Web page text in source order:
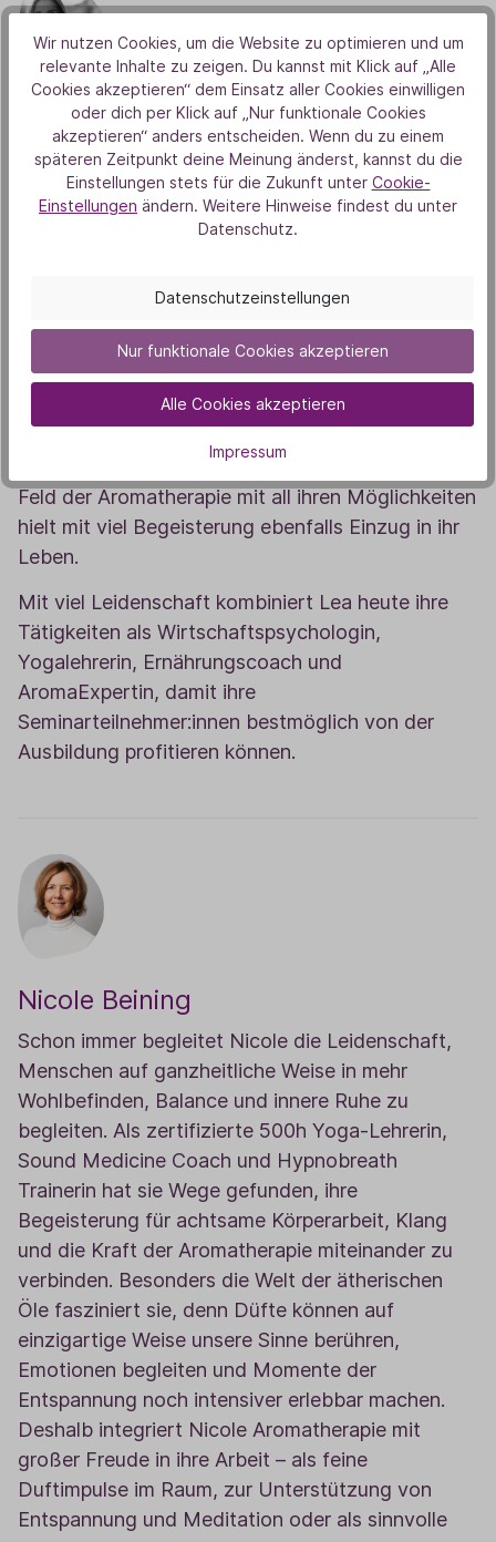
Lea Theissen
Die Gesundheit von Körper, Seele und Geist – und
besonders deren Zusammenspiel – fasziniert Lea
schon ihr gesamtes Leben. Daher entschied sie
Wirtschaftspsychologie, in die Welt des Yoga
unterrichten. Da Ernährung für Lea ebenfalls ein
wesentlicher Schlüssel in puncto allumfassende
Gesundheit darstellt, absolvierte sie nach ihrem
Weiterbildung zum Ernährungscoach. Das große
Feld der Aromatherapie mit all ihren Möglichkeiten
hielt mit viel Begeisterung ebenfalls Einzug in ihr
Leben.
Mit viel Leidenschaft kombiniert Lea heute ihre
Tätigkeiten als Wirtschaftspsychologin,
Yogalehrerin, Ernährungscoach und
AromaExpertin, damit ihre
Seminarteilnehmer:innen bestmöglich von der
Ausbildung profitieren können.
Nicole Beining
Schon immer begleitet Nicole die Leidenschaft,
Menschen auf ganzheitliche Weise in mehr
Wohlbefinden, Balance und innere Ruhe zu
begleiten. Als zertifizierte 500h Yoga-Lehrerin,
Sound Medicine Coach und Hypnobreath
Trainerin hat sie Wege gefunden, ihre
Begeisterung für achtsame Körperarbeit, Klang
und die Kraft der Aromatherapie miteinander zu
verbinden. Besonders die Welt der ätherischen
Öle fasziniert sie, denn Düfte können auf
einzigartige Weise unsere Sinne berühren,
Emotionen begleiten und Momente der
Entspannung noch intensiver erlebbar machen.
Deshalb integriert Nicole Aromatherapie mit
großer Freude in ihre Arbeit – als feine
Duftimpulse im Raum, zur Unterstützung von
Entspannung und Meditation oder als sinnvolle
Wir nutzen Cookies, um die Website zu optimieren und um
relevante Inhalte zu zeigen. Du kannst mit Klick auf „Alle
Cookies akzeptieren“ dem Einsatz aller Cookies einwilligen
oder dich per Klick auf „Nur funktionale Cookies
akzeptieren“ anders entscheiden. Wenn du zu einem
späteren Zeitpunkt deine Meinung änderst, kannst du die
Einstellungen stets für die Zukunft unter Cookie-
Einstellungen ändern. Weitere Hinweise findest du unter
Datenschutz.
Datenschutzeinstellungen
Nur funktionale Cookies akzeptieren
Alle Cookies akzeptieren
Impressum